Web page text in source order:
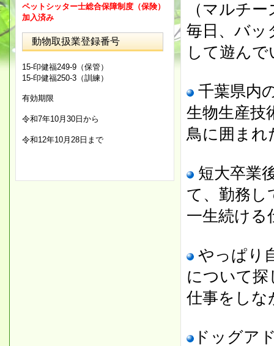
（マルチ
毎日、バッ
して遊んで
千葉県内
生物生産技
鳥に囲まれ
短大卒業
て、勤務し
一生続け
やっぱり
について探
仕事をしな
ドッグア
ペットシッター士総合保障制度（保険）
加入済み
動物取扱業登録番号
15-印健福249-9（保管）
15-印健福250-3（訓練）
有効期限
令和7年10月30日から
令和12年10月28日まで